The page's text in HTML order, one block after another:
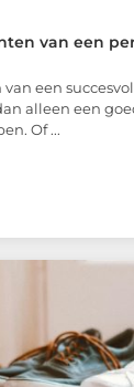
van een
van een
alleen een
Of ...